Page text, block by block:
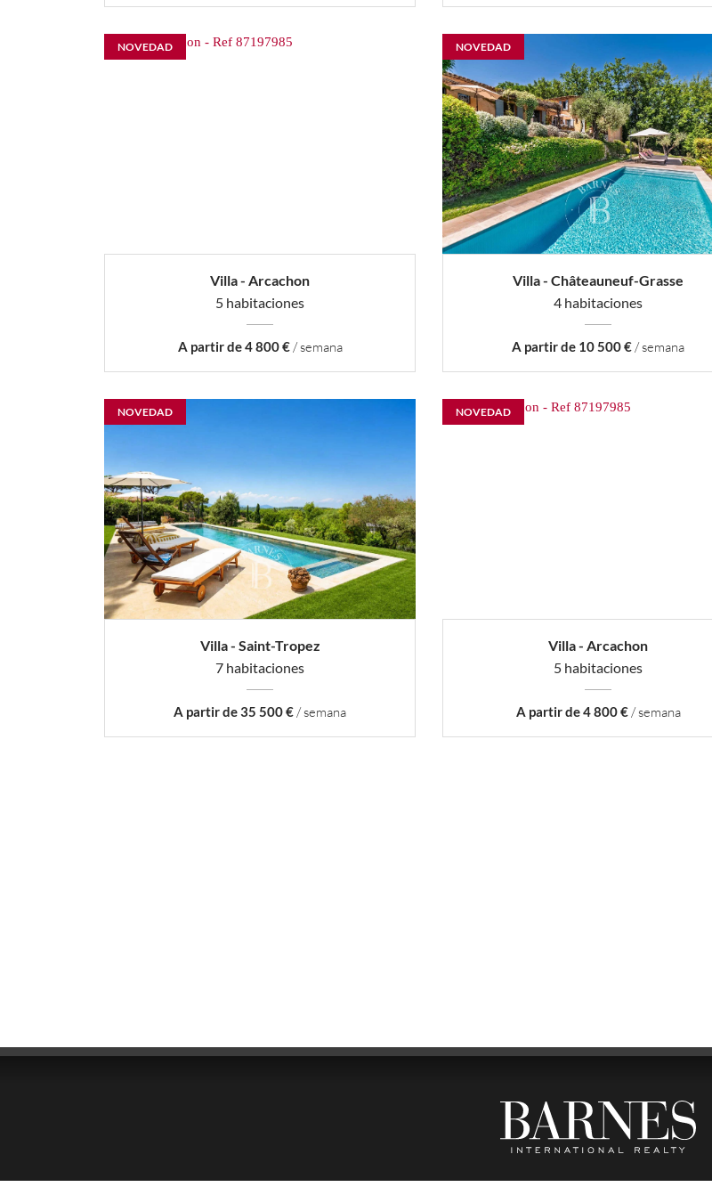
NOVEDAD
Villa - Arcachon
5 habitaciones
A partir de 4 800 €/ semana
NOVEDAD
Villa - Châteauneuf-Grasse
4 habitaciones
A partir de 10 500 € / semana
NOVEDAD
Villa - Saint-Tropez
7 habitaciones
A partir de 35 500 € / semana
NOVEDAD
Villa - Arcachon
5 habitaciones
A partir de 4 800 €/ semana